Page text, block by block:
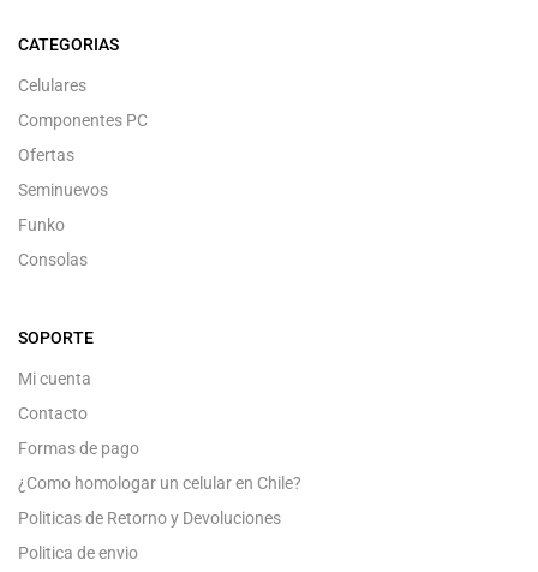
CATEGORIAS
Celulares
Componentes PC
Ofertas
Seminuevos
Funko
Consolas
SOPORTE
Mi cuenta
Contacto
Formas de pago
¿Como homologar un celular en Chile?
Politicas de Retorno y Devoluciones
Politica de envio